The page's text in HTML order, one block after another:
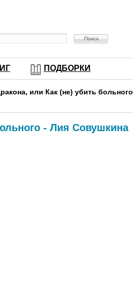
ПОДБОРКИ
или Как (не) убить больного
-Лия Совушкина